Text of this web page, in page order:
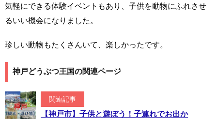
気軽にできる体験イベントもあり、子供を動物にふれさせ
るいい機会になりました。
珍しい動物もたくさんいて、楽しかったです。
神戸どうぶつ王国の関連ページ
関連記事
【神戸市】子供と遊ぼう！子連れでお出か